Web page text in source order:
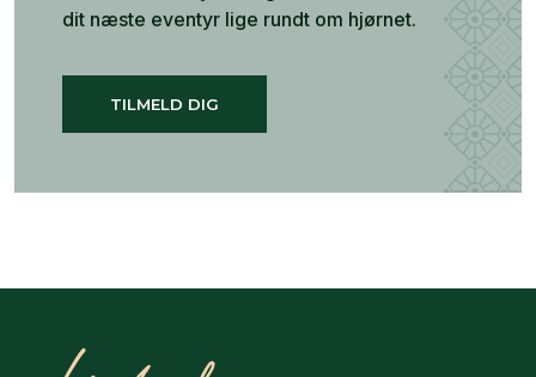
dit næste eventyr lige rundt om hjørnet.
TILMELD DIG